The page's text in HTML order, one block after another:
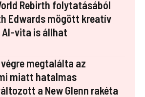
r dI
n
a
p
er
Rebirth folytatásából
Edwards mögött kreatív
AI-vita is állhat
végre megtalálta az
miatt hatalmas
a New Glenn rakéta